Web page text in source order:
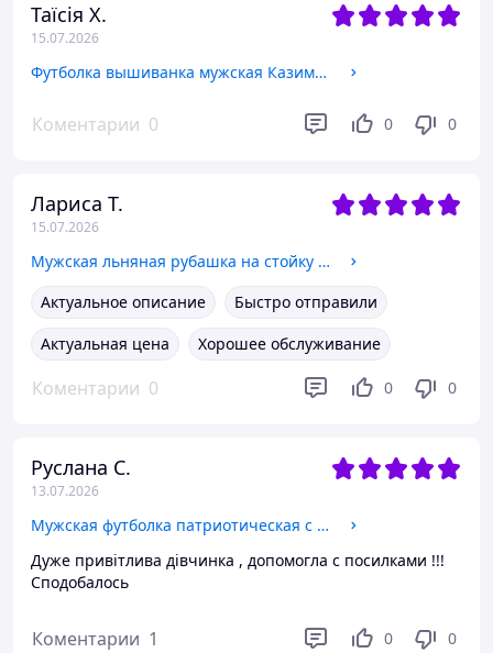
Таїсія Х.
15.07.2026
Футболка вышиванка мужская Казимир Черная с голубым орнаментом, футболка с вышивкой мужская черная, футболка вышиванка трикотажная
Коментарии 0 0 0
Лариса Т.
15.07.2026
Мужская льняная рубашка на стойку белая XXXL
Актуальное описание
Быстро отправили
Актуальная цена
Хорошее обслуживание
Коментарии 0 0 0
Руслана С.
13.07.2026
Мужская футболка патриотическая с вышивкой Патриот 2 футболка вышивка,футболка вышиванка,футболка с вышиванкой M, Трикотаж
Дуже привітлива дівчинка , допомогла с посилками !!!
Сподобалось
Коментарии 1 0 0